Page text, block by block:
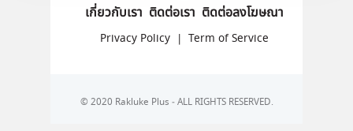
เกี่ยวกับเรา ติดต่อเรา ติดต่อลงโฆษณา
Privacy Policy | Term of Service
© 2020 Rakluke Plus - ALL RIGHTS RESERVED.